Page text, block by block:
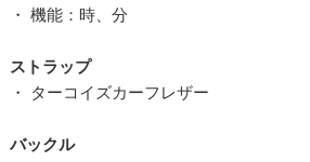
・ 機能：時、分
ストラップ
・ ターコイズカーフレザー
バックル